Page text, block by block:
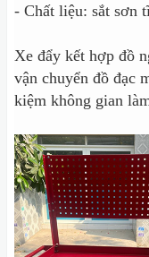
- Chất liệu: sắt sơn
Xe đẩy kết hợp đồ
vận chuyển đồ đạc
kiệm không gian